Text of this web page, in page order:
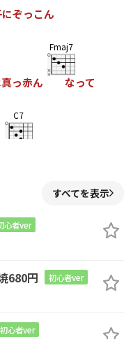
ぞっこん
っ赤ん
Fmaj7
なって
C7
の 正体
ずっと
Am
すべてを表示
心者ver
680円 初心者ver
初心者ver